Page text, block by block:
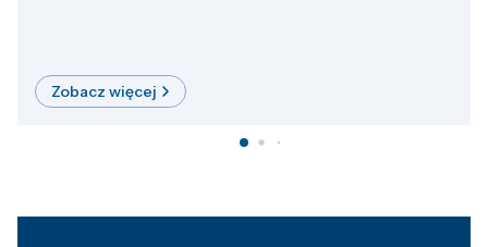
Zobacz więcej